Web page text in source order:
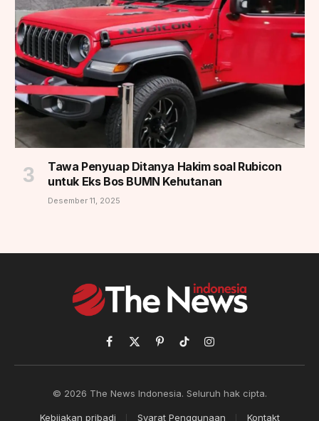
Tawa Penyuap Ditanya Hakim soal Rubicon
untuk Eks Bos BUMN Kehutanan
Desember 11, 2025
Facebook
X
(Twitter)
PinterestTikTokInstagram
© 2026 The News Indonesia. Seluruh hak cipta.
Kebijakan pribadi Syarat Penggunaan Kontakt